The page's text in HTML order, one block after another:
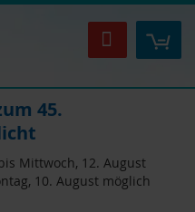
Suche
45.
Mittwoch, 12. August
10. August möglich